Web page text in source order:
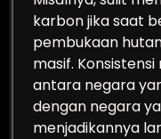
karbon jika saat
pembukaan
masif.
antara negara
dengan negara
menjadikannya